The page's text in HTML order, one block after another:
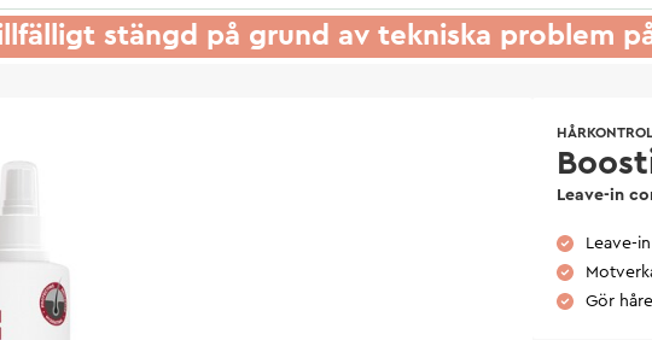
stängd på grund av tekniska problem
Leave-in
Leave-
Gör